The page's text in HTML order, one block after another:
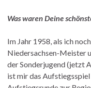
Was waren Deine
Im Jahr 1958, als ich
Niedersachsen-Meister
der Sonderjugend (jetzt
ist mir das